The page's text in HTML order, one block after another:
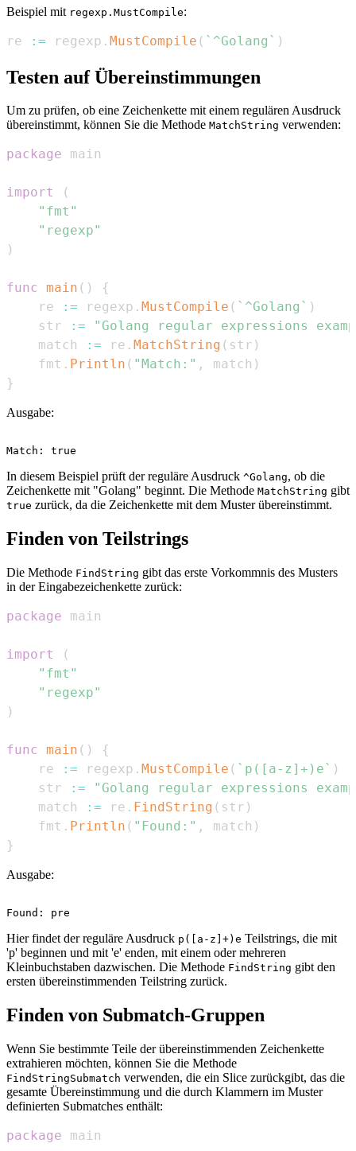
Beispiel mit regexp.MustCompile:
re := regexp . MustCompile ( `^Golang` )
Testen auf Übereinstimmungen
Um zu prüfen, ob eine Zeichenkette mit einem regulären Ausdruck
übereinstimmt, können Sie die Methode MatchString verwenden:
package
import
(
"fmt"
"regexp"
)
func main ( )
{
    re
:= regexp . MustCompile ( `^Golang` )
    str
:=
"Golang regular expressions
    match
:= re . MatchString ( str )
    fmt
. Println ( "Match:" , match )
}
Ausgabe:
In diesem Beispiel prüft der reguläre Ausdruck ^Golang, ob die
Zeichenkette mit "Golang" beginnt. Die Methode MatchString gibt
true zurück, da die Zeichenkette mit dem Muster übereinstimmt.
Finden von Teilstrings
Die Methode FindString gibt das erste Vorkommnis des Musters
in der Eingabezeichenkette zurück:
package
import
(
"fmt"
"regexp"
)
func main ( )
{
    re
:= regexp . MustCompile ( `p([a-z]+)e` )
    str
:=
"Golang regular expressions
    match
:= re . FindString ( str )
    fmt
. Println ( "Found:" , match )
}
Ausgabe:
Hier findet der reguläre Ausdruck p([a-z]+)e Teilstrings, die mit
'p' beginnen und mit 'e' enden, mit einem oder mehreren
Kleinbuchstaben dazwischen. Die Methode FindString gibt den
ersten übereinstimmenden Teilstring zurück.
Finden von Submatch-Gruppen
Wenn Sie bestimmte Teile der übereinstimmenden Zeichenkette
extrahieren möchten, können Sie die Methode
FindStringSubmatch verwenden, die ein Slice zurückgibt, das die
gesamte Übereinstimmung und die durch Klammern im Muster
definierten Submatches enthält:
package